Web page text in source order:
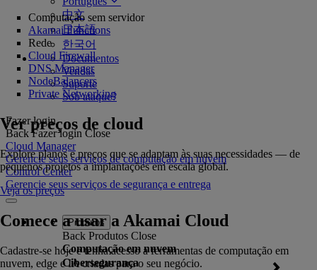
中文
日本語
한국어
Documentos
Vendas
Suporte
Sob ataque?
Fazer login
Back Fazer login Close
Cloud Manager
Gerencie seus serviços de computação em nuvem
Control Center
Gerencie seus serviços de segurança e entrega
Produtos
Back Produtos Close
Computação em nuvem
Cibersegurança
Computação sem servidor
Akamai Functions
Rede
Cloud Firewall
DNS Manager
NodeBalancers
Private Networking
Ver preços de cloud
Explore planos e preços que se adaptam às suas necessidades — de
pequenos projetos a implantações em escala global.
Veja os preços
Comece a usar a Akamai Cloud
Cadastre-se hoje e tenha acesso a ferramentas de computação em
nuvem, edge e IA criadas para o seu negócio.